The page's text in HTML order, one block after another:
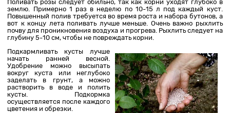
Поливать розы следует обильно, так как корни уходят глубоко в
землю. Примерно 1 раз в неделю по 10-15 л под каждый куст.
Повышенный полив требуется во время роста и набора бутонов, а
вот к концу лета поливать лучше меньше. Очень важно рыхлить
почву для проникновения воздуха и прогрева. Рыхлить следует на
глубину 5-10 см, чтобы не повреждать корни.
Подкармливать кусты лучше
начать ранней весной.
Удобрение можно высыпать
вокруг куста или неглубоко
заделать в грунт, а можно
растворить в воде и полить
кусты. Подкормка
осуществляется после каждого
цветения и обрезки.